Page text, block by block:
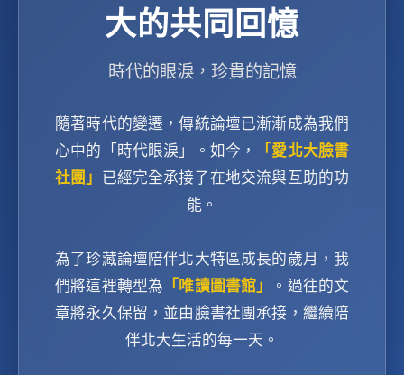
大的共同回憶
時代的眼淚，珍貴的記憶
隨著時代的變遷，傳統論壇已漸漸成為我們
心中的「時代眼淚」。如今，
「愛北大臉書
社團」 已經完全承接了在地交流與互助的功
能。
為了珍藏論壇陪伴北大特區成長的歲月，我
們將這裡轉型為 「唯讀圖書館」
。過往的文
章將永久保留，並由臉書社團承接，繼續陪
伴北大生活的每一天。